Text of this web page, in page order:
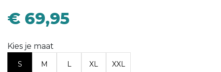
€ 69,95
Kies je maat
S M L XL XXL